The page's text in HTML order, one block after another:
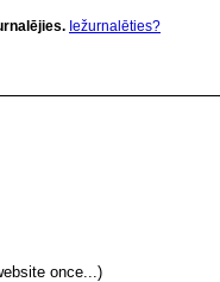
once...)
Iežurnalēties?